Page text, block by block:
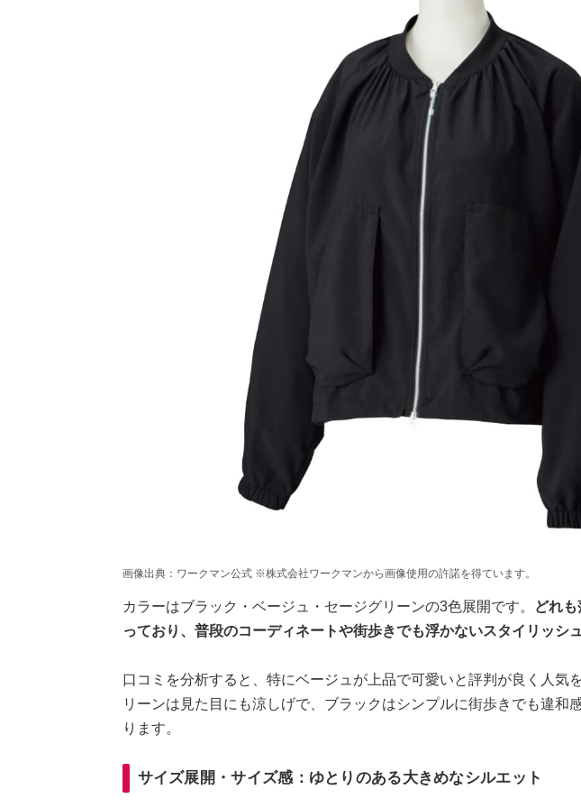
画像出典：ワークマン公式 ※株式会社ワークマンから画像使用の許諾を得ています。
カラーはブラック・ベージュ・セージグリーンの3色展開です。
どれ
っており、普段のコーディネートや街歩きでも浮かないスタイリッシ
口コミを分析すると、特にベージュが上品で可愛いと評判が良く人気
リーンは見た目にも涼しげで、ブラックはシンプルに街歩きでも違和
ります。
サイズ展開・サイズ感：ゆとりのある大きめなシルエット